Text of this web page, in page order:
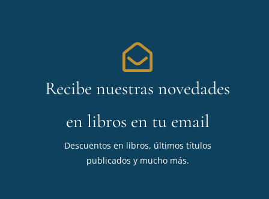
Recibe nuestras novedades
en libros en tu email
Descuentos en libros, últimos títulos
publicados y mucho más.